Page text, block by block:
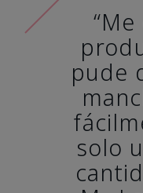
pude
solo